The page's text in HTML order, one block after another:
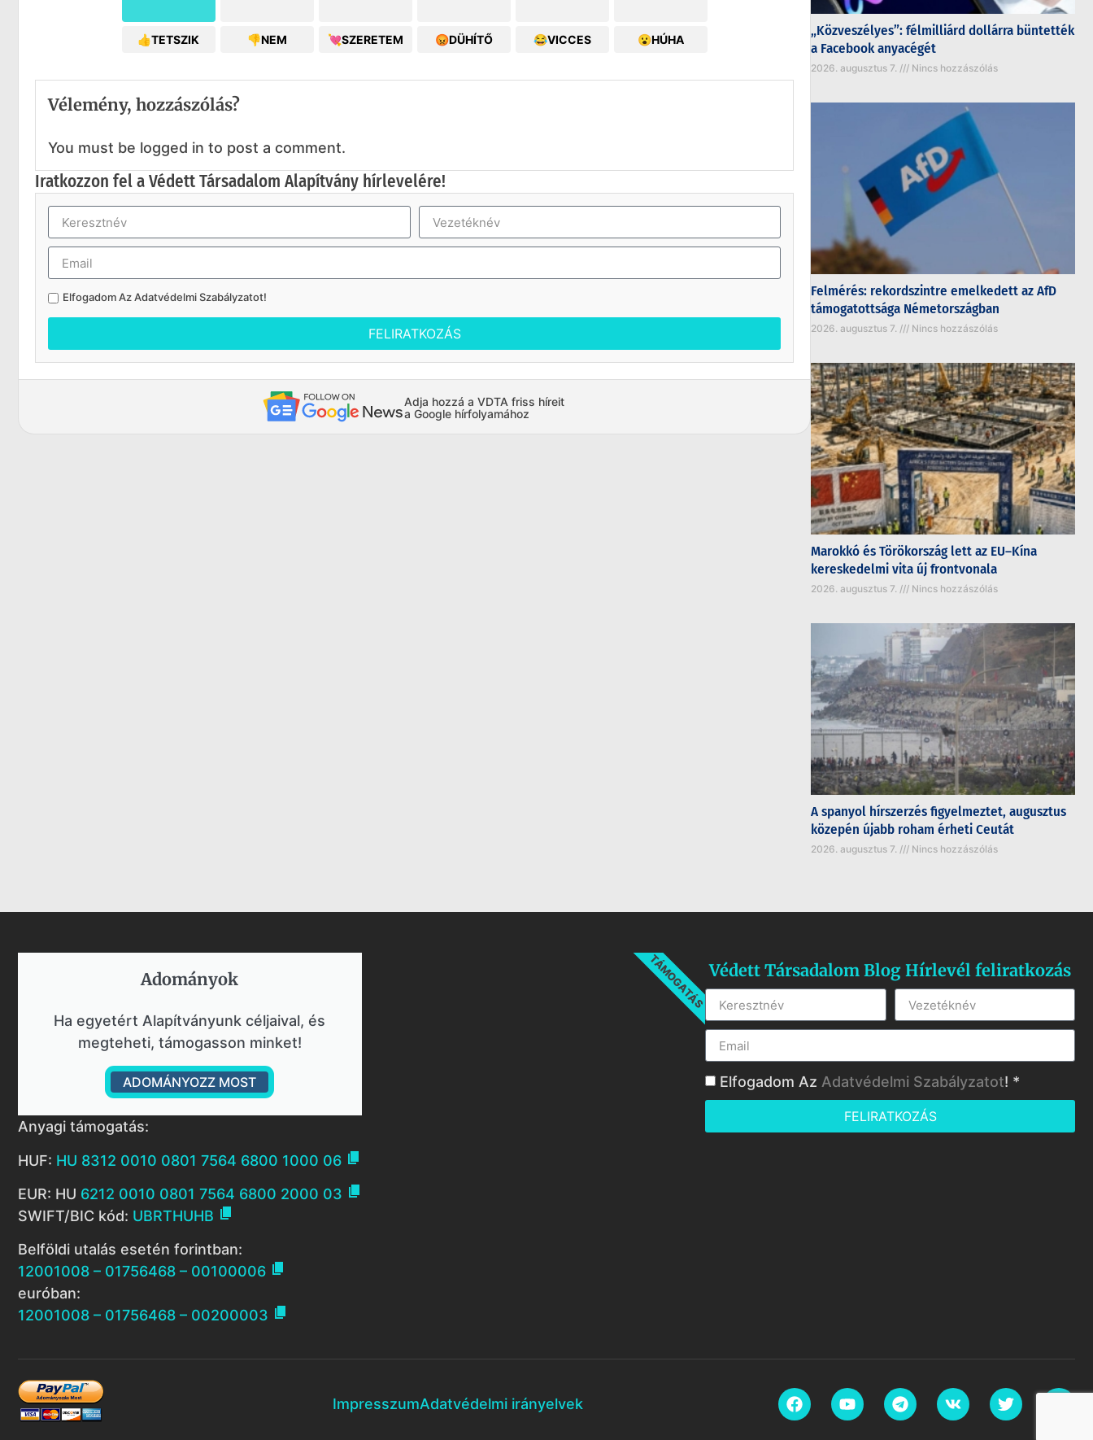
👍TETSZIK 👎NEM 💘SZERETEM 😡DÜHÍTŐ 😂VICCES 😮HÚHA
Vélemény, hozzászólás?
You must be logged in to post a comment.
Iratkozzon fel a Védett Társadalom Alapítvány hírlevelére!
Elfogadom AzAdatvédelmi Szabályzatot!
FELIRATKOZÁS
Adja hozzá a VDTA friss híreit
a Google hírfolyamához
„Közveszélyes”: félmilliárd dollárra büntették
a Facebook anyacégét
2026. augusztus 7. Nincs hozzászólás
Felmérés: rekordszintre emelkedett az AfD
támogatottsága Németországban
2026. augusztus 7. Nincs hozzászólás
Marokkó és Törökország lett az EU–Kína
kereskedelmi vita új frontvonala
2026. augusztus 7. Nincs hozzászólás
A spanyol hírszerzés figyelmeztet, augusztus
közepén újabb roham érheti Ceutát
2026. augusztus 7. Nincs hozzászólás
Adományok​
Ha egyetért Alapítványunk céljaival, és
megteheti, támogasson minket!
ADOMÁNYOZZ MOST
TÁMOGATÁS
Anyagi támogatás:
HUF: HU 8312 0010 0801 7564 6800 1000 06 
EUR: HU 6212 0010 0801 7564 6800 2000 03 
SWIFT/BIC kód: UBRTHUHB 
Belföldi utalás esetén forintban:
12001008 – 01756468 – 00100006 
euróban:
12001008 – 01756468 – 00200003 
Védett Társadalom Blog Hírlevél feliratkozás
Elfogadom Az Adatvédelmi Szabályzatot! *
FELIRATKOZÁS
ImpresszumAdatvédelmi irányelvek